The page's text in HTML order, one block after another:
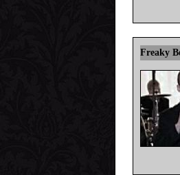
Freaky